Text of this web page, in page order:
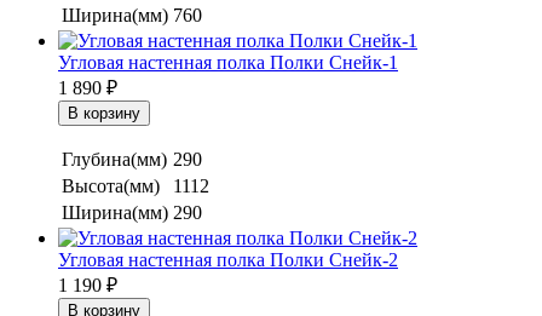
Ширина(мм) 760
Угловая настенная полка Полки Снейк-1
1 890 ₽
Глубина(мм) 290
Высота(мм)
1112
Ширина(мм) 290
Угловая настенная полка Полки Снейк-2
1 190 ₽